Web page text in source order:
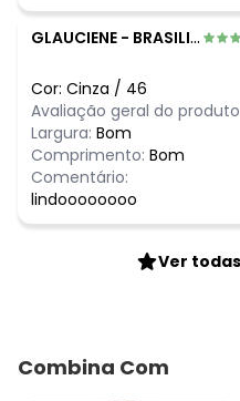
GLAUCIENE - BRASILIA - DF
Cor: Cinza / 46
Avaliação geral do
Largura: Bom
Comprimento: Bom
Comentário:
lindoooooooo
Ver
Combina Com